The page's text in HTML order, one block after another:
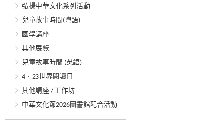
弘揚中華文化系列活動
兒童故事時間(粵語)
國學講座
其他展覽
兒童故事時間 (英語)
4．23世界閱讀日
其他講座 / 工作坊
中華文化節2026圖書館配合活動